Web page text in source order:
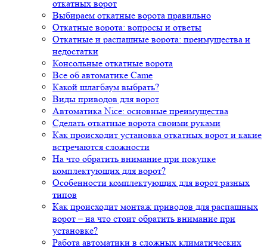
откатных ворот
Выбираем откатные ворота правильно
Откатные ворота: вопросы и ответы
Откатные и распашные ворота: преимущества и
недостатки
Консольные откатные ворота
Все об автоматике Came
Какой шлагбаум выбрать?
Виды приводов для ворот
Автоматика Nice: основные преимущества
Сделать откатные ворота своими руками
Как происходит установка откатных ворот и какие
встречаются сложности
На что обратить внимание при покупке
комплектующих для ворот?
Особенности комплектующих для ворот разных
типов
Как происходит монтаж приводов для распашных
ворот – на что стоит обратить внимание при
установке?
Работа автоматики в сложных климатических